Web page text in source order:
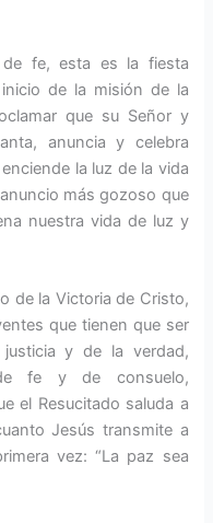
de fe, esta es la fiesta
de la misión de la
que su Señor y
anuncia y celebra
la luz de la vida
más gozoso que
nuestra vida de luz y
de la Victoria de Cristo,
que tienen que ser
y de la verdad,
fe y de consuelo,
el Resucitado saluda a
Jesús transmite a
vez: “La paz sea